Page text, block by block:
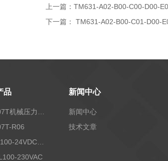
上一篇： TM631-A02-B00-C00-D00-
下一篇： TM631-A02-B00-C01-D00-
品
R06
230VAC
新闻中心
新闻中心
技术文章